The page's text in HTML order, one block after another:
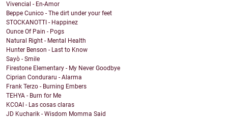
Vivencial - En-Amor
Beppe Cunico - The dirt under your feet
STOCKANOTTI - Happinez
Ounce Of Pain - Pogs
Natural Right - Mental Health
Hunter Benson - Last to Know
Sayò - Smile
Firestone Elementary - My Never Goodbye
Ciprian Conduraru - Alarma
Frank Terzo - Burning Embers
TEHYA - Burn for Me
KCOAI - Las cosas claras
JD Kucharik - Wisdom Momma Said